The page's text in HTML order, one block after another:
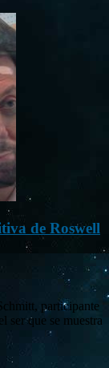
de Roswell
participante
ser que se muestra